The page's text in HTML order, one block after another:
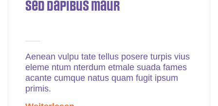
Sed dapibus maur
Aenean vulpu tate tellus posere turpis vius
eleme ntum nterdum etmale suada fames
acante cumque natus quam fugit ipsum
primis.